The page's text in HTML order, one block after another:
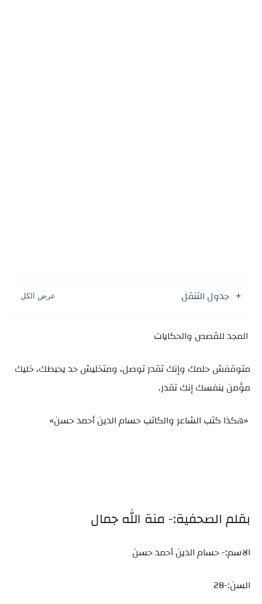
جدول التنقل
المجد للقصص والحكايات
متوقفش حلمك وإنك تقدر توصل، ومتخليش حد يحبطك، خليك
مؤمن بنفسك إنك تقدر.
«هكذا كتب الشاعر والكاتب حسام الدين أحمد حسن»
بقلم الصحفية:- منة الله جمال
الاسم:- حسام الدين أحمد حسن
السن:-28